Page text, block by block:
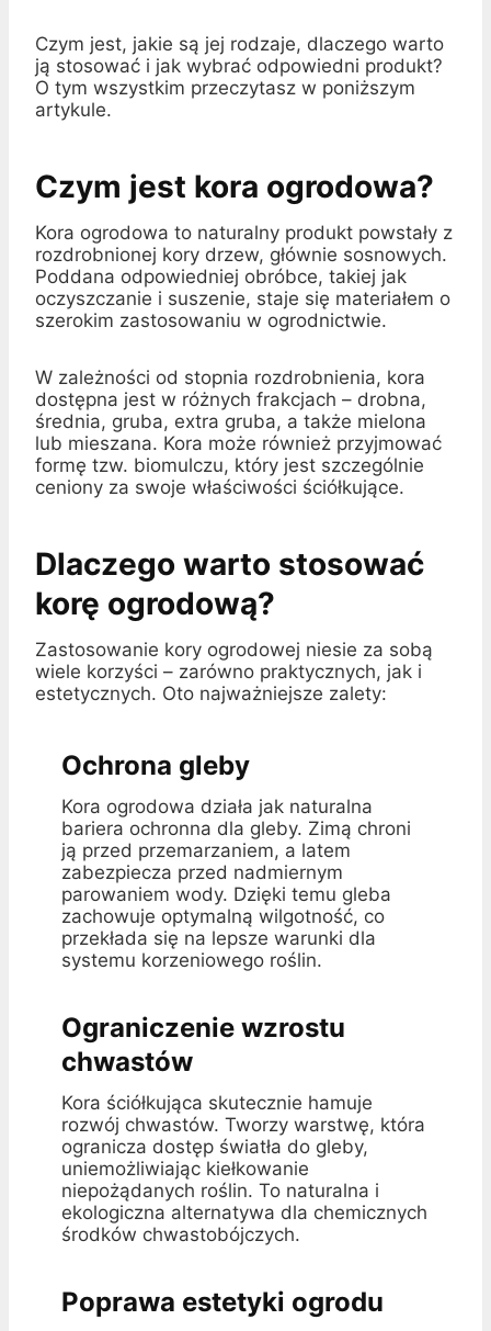
Czym jest, jakie są jej rodzaje, dlaczego warto
ją stosować i jak wybrać odpowiedni produkt?
O tym wszystkim przeczytasz w poniższym
artykule.
Czym jest kora ogrodowa?
Kora ogrodowa to naturalny produkt powstały z
rozdrobnionej kory drzew, głównie sosnowych.
Poddana odpowiedniej obróbce, takiej jak
oczyszczanie i suszenie, staje się materiałem o
szerokim zastosowaniu w ogrodnictwie.
W zależności od stopnia rozdrobnienia, kora
dostępna jest w różnych frakcjach – drobna,
średnia, gruba, extra gruba, a także mielona
lub mieszana. Kora może również przyjmować
formę tzw. biomulczu, który jest szczególnie
ceniony za swoje właściwości ściółkujące.
Dlaczego warto stosować
korę ogrodową?
Zastosowanie kory ogrodowej niesie za sobą
wiele korzyści – zarówno praktycznych, jak i
estetycznych. Oto najważniejsze zalety:
Ochrona gleby
Kora ogrodowa działa jak naturalna
bariera ochronna dla gleby. Zimą chroni
ją przed przemarzaniem, a latem
zabezpiecza przed nadmiernym
parowaniem wody. Dzięki temu gleba
zachowuje optymalną wilgotność, co
przekłada się na lepsze warunki dla
systemu korzeniowego roślin.
Ograniczenie wzrostu
chwastów
Kora ściółkująca skutecznie hamuje
rozwój chwastów. Tworzy warstwę, która
ogranicza dostęp światła do gleby,
uniemożliwiając kiełkowanie
niepożądanych roślin. To naturalna i
ekologiczna alternatywa dla chemicznych
środków chwastobójczych.
Poprawa estetyki ogrodu